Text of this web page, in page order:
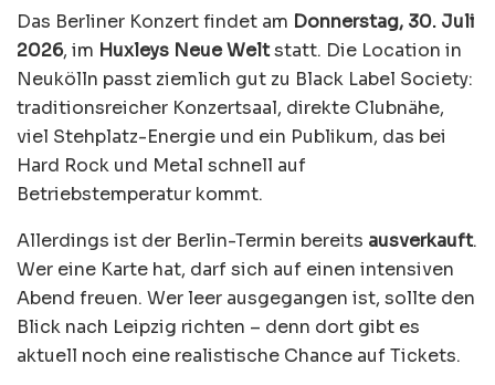
Das Berliner Konzert findet am Donnerstag, 30. Juli
2026, im Huxleys Neue Weltstatt. Die Location in
Neukölln passt ziemlich gut zu Black Label Society:
traditionsreicher Konzertsaal, direkte Clubnähe,
viel Stehplatz-Energie und ein Publikum, das bei
Hard Rock und Metal schnell auf
Betriebstemperatur kommt.
Allerdings ist der Berlin-Termin bereits ausverkauft.
Wer eine Karte hat, darf sich auf einen intensiven
Abend freuen. Wer leer ausgegangen ist, sollte den
Blick nach Leipzig richten – denn dort gibt es
aktuell noch eine realistische Chance auf Tickets.